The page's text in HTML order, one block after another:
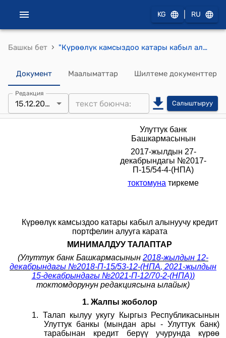
KG RU
Башкы бет › "Күрөөлүк камсыздоо катары кабыл алынуучу кредит портфелин алууга карата минималдуу талаптар" (Улуттук банк Башкармасынын 2017-жылдын 27-декабрындагы №2017-П-15/54-4-(НПА) токтому менен бекитилди)
Документ Маалыматтар Шилтеме документтер
Редакция
15.12.2021 Салыштыруу